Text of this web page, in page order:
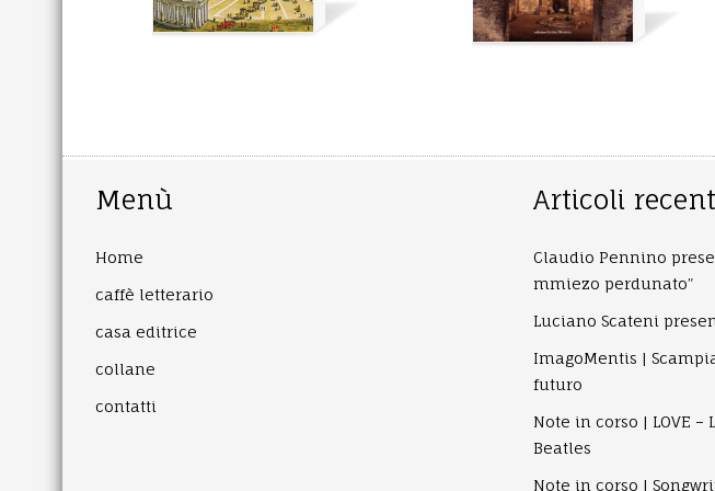
Menù
Home
caffè letterario
casa editrice
collane
contatti
Articoli
Claudio Pennino
mmiezo perdunato”
Luciano Scateni
ImagoMentis |
futuro
Note in corso | LOVE –
Beatles
Note in corso |